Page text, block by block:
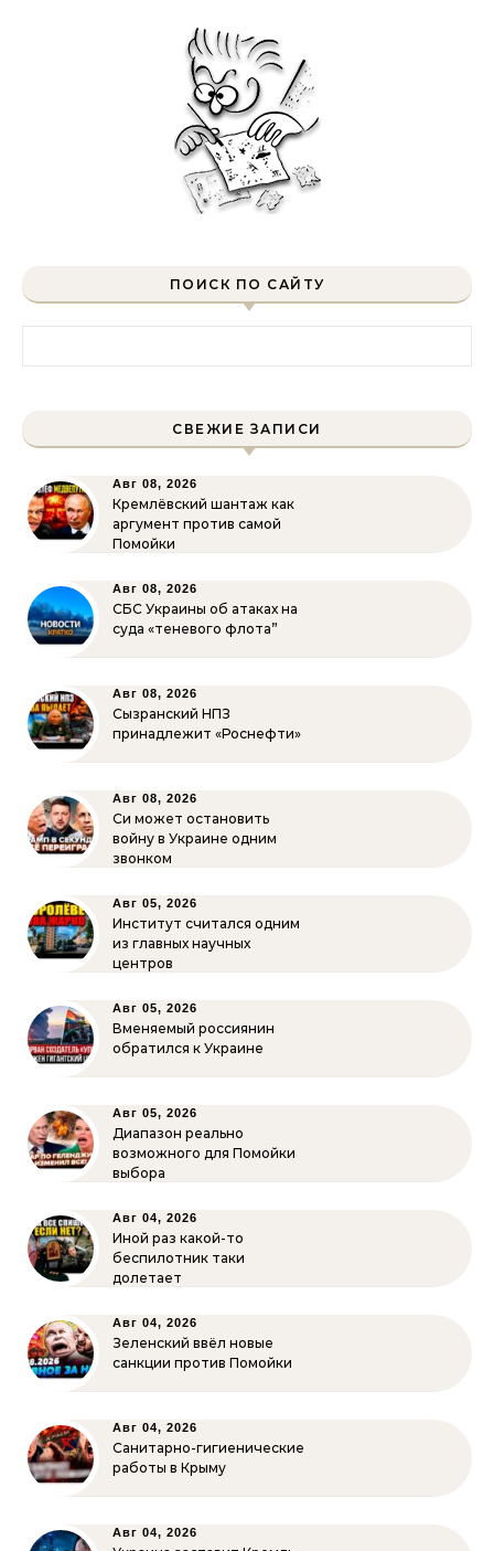
ПОИСК ПО САЙТУ
СВЕЖИЕ ЗАПИСИ
Авг 08, 2026
Кремлёвский шантаж как
аргумент против самой
Помойки
Авг 08, 2026
СБС Украины об атаках на
суда «теневого флота”
Авг 08, 2026
Сызранский НПЗ
принадлежит «Роснефти»
Авг 08, 2026
Си может остановить
войну в Украине одним
звонком
Авг 05, 2026
Институт считался одним
из главных научных
центров
Авг 05, 2026
Вменяемый россиянин
обратился к Украине
Авг 05, 2026
Диапазон реально
возможного для Помойки
выбора
Авг 04, 2026
Иной раз какой-то
беспилотник таки
долетает
Авг 04, 2026
Зеленский ввёл новые
санкции против Помойки
Авг 04, 2026
Санитарно-гигиенические
работы в Крыму
Авг 04, 2026